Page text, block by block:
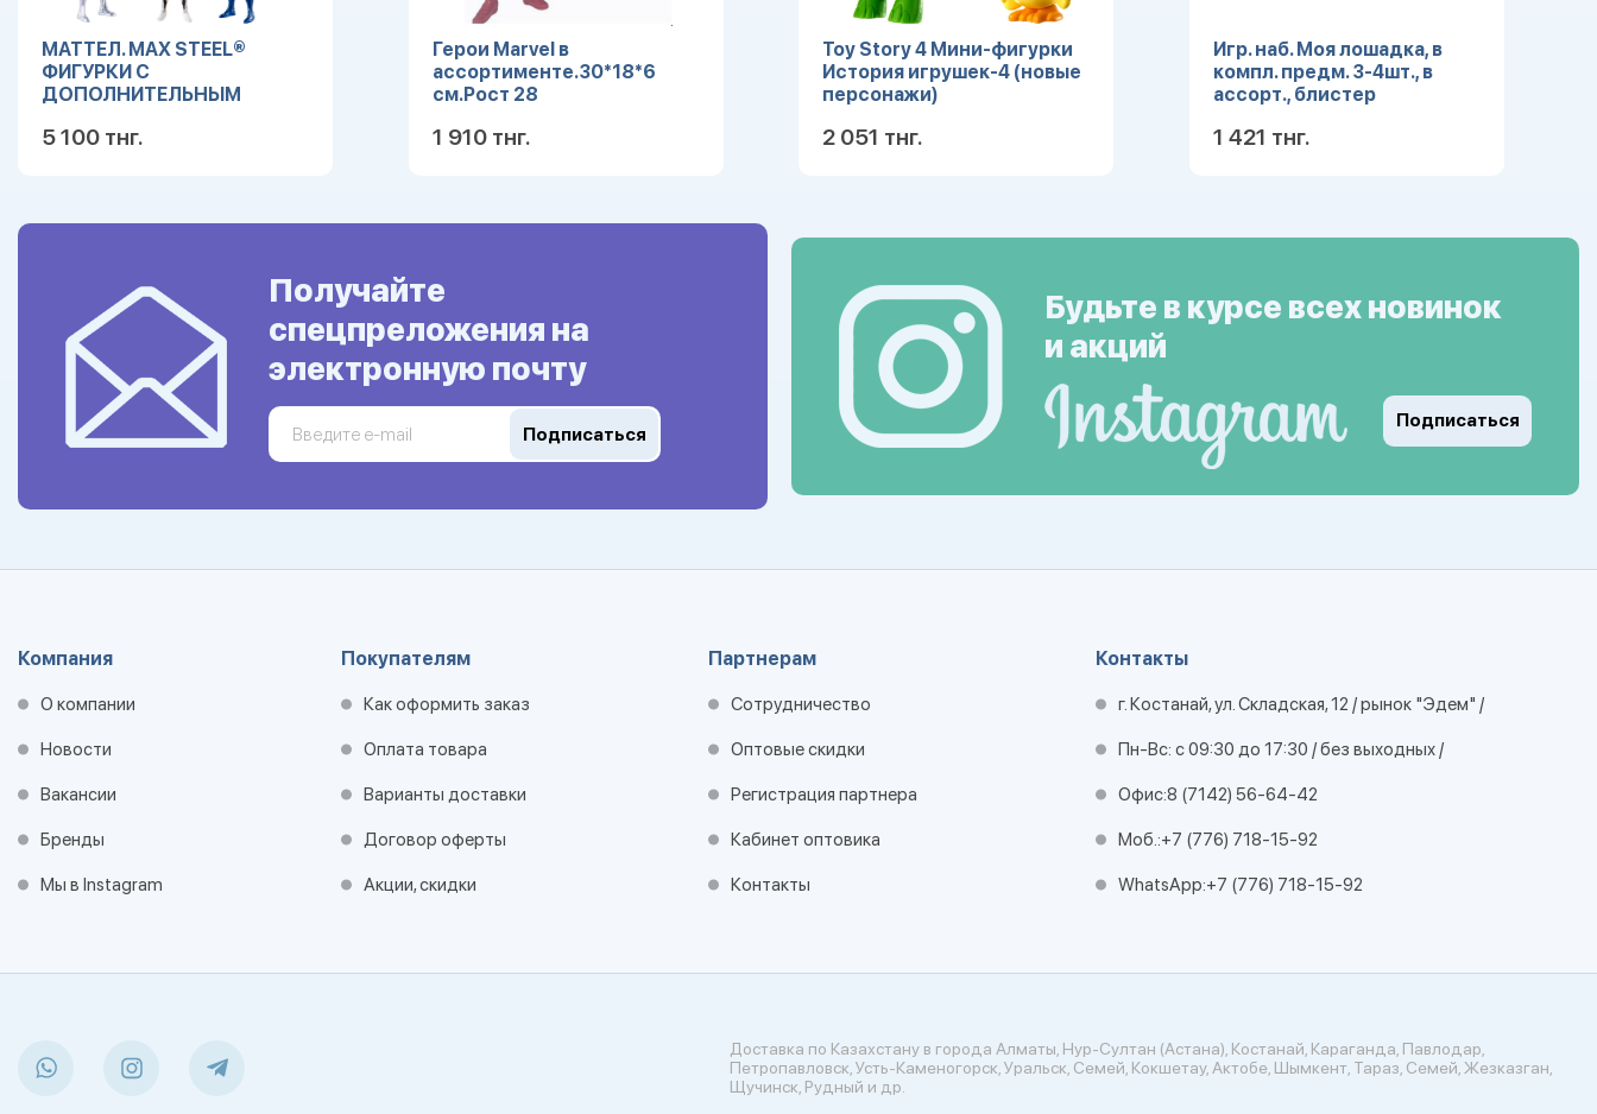
МАТТЕЛ. MAX STEEL®
ФИГУРКИ С
ДОПОЛНИТЕЛЬНЫМ
РАЗЛИЧНЫХ) в кор.12шт
5 100 тнг.
Герои Marvel в
ассортименте.30*18*6
см.Рост 28
1 910 тнг.
Toy Story 4 Мини-фигурки
История игрушек-4 (новые
персонажи)
2 051 тнг.
Игр. наб. Моя лошадка, в
компл. предм. 3-4шт., в
ассорт., блистер
1 421 тнг.
Получайте
спецпреложения на
электронную почту
Подписаться
Будьте в курсе всех новинок
и акций
Подписаться
Компания
О компании
Новости
Вакансии
Бренды
Мы в Instagram
Покупателям
Как оформить заказ
Оплата товара
Варианты доставки
Договор оферты
Акции, скидки
Партнерам
Сотрудничество
Оптовые скидки
Регистрация партнера
Кабинет оптовика
Контакты
Контакты
г. Костанай, ул. Складская, 12 / рынок "Эдем" /
Пн-Вс: с 09:30 до 17:30 / без выходных /
Офис:8 (7142) 56-64-42
Моб.:+7 (776) 718-15-92
WhatsApp:+7 (776) 718-15-92
Доставка по Казахстану в города Алматы, Нур-Султан (Астана), Костанай, Караганда, Павлодар,
Петропавловск, Усть-Каменогорск, Уральск, Семей, Кокшетау, Актобе, Шымкент, Тараз, Семей, Жезказган,
Щучинск, Рудный и др.